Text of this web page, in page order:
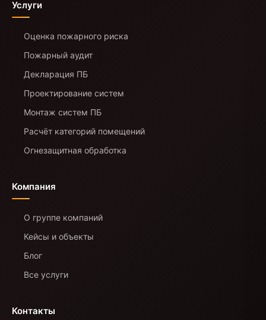
Услуги
Оценка пожарного риска
Пожарный аудит
Декларация ПБ
Проектирование систем
Монтаж систем ПБ
Расчёт категорий помещений
Огнезащитная обработка
Компания
О группе компаний
Кейсы и объекты
Блог
Все услуги
Контакты